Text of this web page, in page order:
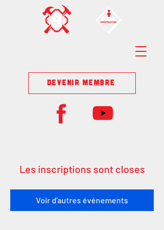
DEVENIR MEMBRE
Les inscriptions sont closes
Voir d'autres événements